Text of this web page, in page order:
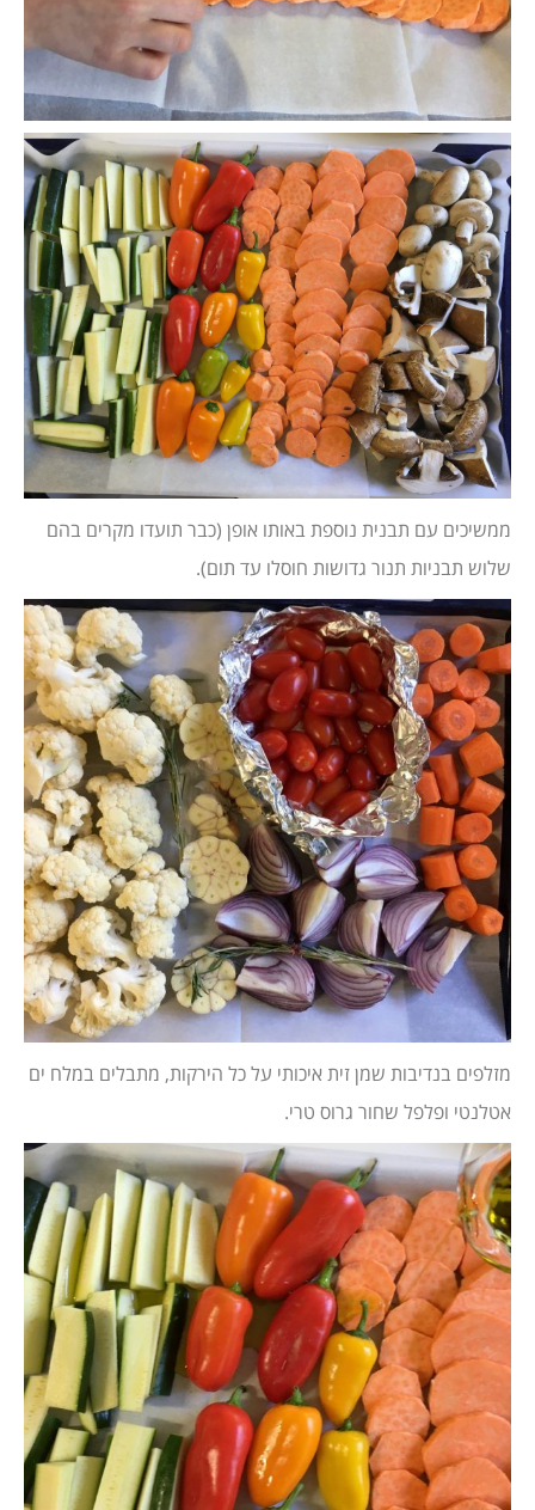
ממשיכים עם תבנית נוספת באותו אופן (כבר תועדו מקרים בהם
שלוש תבניות תנור גדושות חוסלו עד תום).
מזלפים בנדיבות שמן זית איכותי על כל הירקות, מתבלים במלח ים
אטלנטי ופלפל שחור גרוס טרי.